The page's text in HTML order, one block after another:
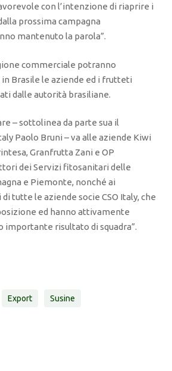
con l’intenzione di riaprire i
prossima campagna
mantenuto la parola”.
commerciale potranno
Brasile le aziende ed i frutteti
dalle autorità brasiliane.
– sottolinea da parte sua il
Paolo Bruni – va alle aziende Kiwi
Granfrutta Zani e OP
dei Servizi fitosanitari delle
e Piemonte, nonché ai
tutte le aziende socie CSO Italy, che
ed hanno attivamente
importante risultato di squadra”.
Export Susine